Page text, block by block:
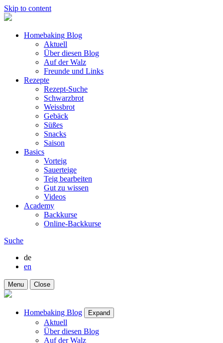
Skip to content
Homebaking Blog
Aktuell
Über diesen Blog
Auf der Walz
Freunde und Links
Rezepte
Rezept-Suche
Schwarzbrot
Weissbrot
Gebäck
Süßes
Snacks
Saison
Basics
Vorteig
Sauerteige
Teig bearbeiten
Gut zu wissen
Videos
Academy
Backkurse
Online-Backkurse
Suche
de
en
Menu Close
Homebaking Blog Expand
Aktuell
Über diesen Blog
Auf der Walz